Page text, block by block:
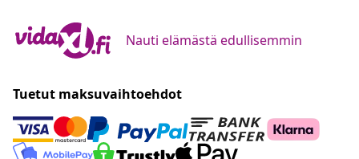
Nauti elämästä edullisemmin
Tuetut maksuvaihtoehdot